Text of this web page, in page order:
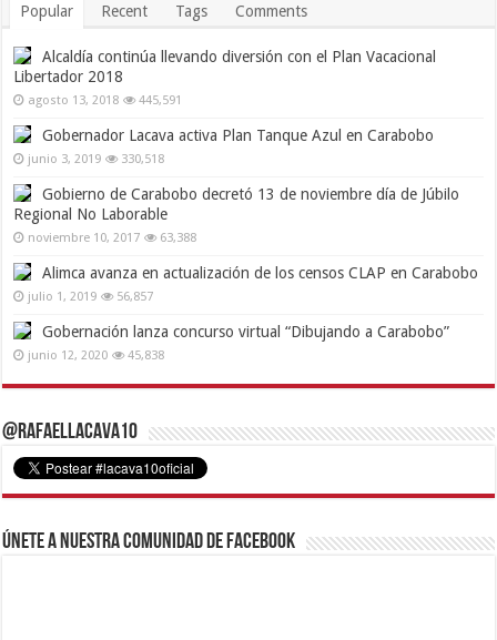
Popular Recent Tags Comments
Alcaldía continúa llevando diversión con el Plan Vacacional
Libertador 2018
agosto 13, 2018 445,591
Gobernador Lacava activa Plan Tanque Azul en Carabobo
junio 3, 2019 330,518
Gobierno de Carabobo decretó 13 de noviembre día de Júbilo
Regional No Laborable
noviembre 10, 2017 63,388
Alimca avanza en actualización de los censos CLAP en Carabobo
julio 1, 2019 56,857
Gobernación lanza concurso virtual “Dibujando a Carabobo”
junio 12, 2020 45,838
@RafaelLacava10
Únete a nuestra comunidad de Facebook